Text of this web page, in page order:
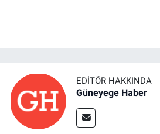
EDITÖR HAKKINDA
Güneyege Haber